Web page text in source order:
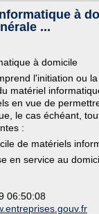
à
...
à domicile
l'initiation ou
matériel
en vue de
le cas échéant,
:
de matériels
en service au
06:50:08